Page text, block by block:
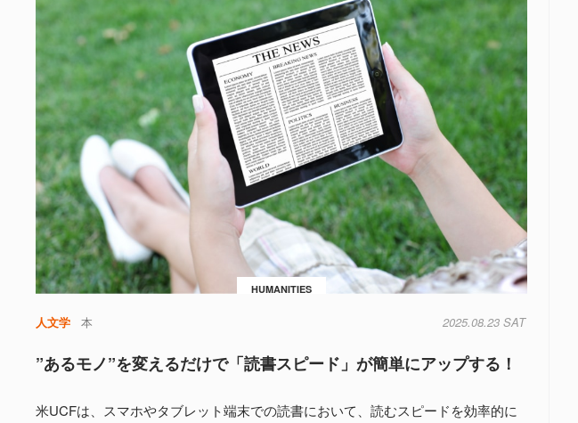
HUMANITIES
人文学 本 2025.08.23 SAT
”あるモノ”を変えるだけで「読書スピード」が簡単にアップする！
米UCFは、スマホやタブレット端末での読書において、読むスピードを効率的に